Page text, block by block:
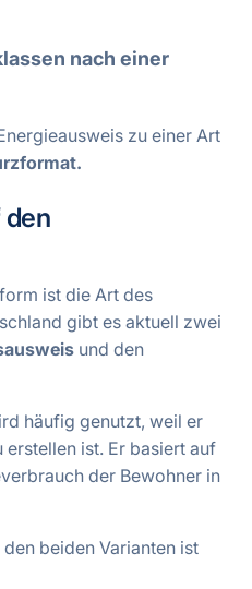
nach einer
zu einer Art
den
ist die Art des
gibt es aktuell zwei
und den
häufig genutzt, weil er
ist. Er basiert auf
der Bewohner in
beiden Varianten ist